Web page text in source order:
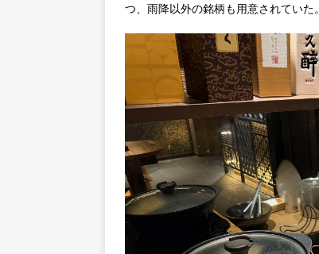
つ、雨降以外の銘柄も用意されていた。